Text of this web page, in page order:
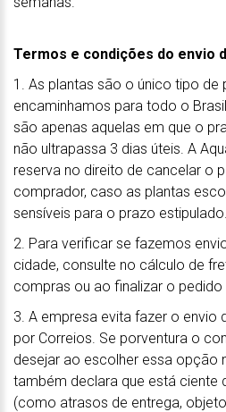
Termos e condições do envio
1. As plantas são o único tipo de
encaminhamos para todo o
são apenas aquelas em que o
não ultrapassa 3 dias úteis. A
reserva no direito de cancelar o
comprador, caso as plantas
sensíveis para o prazo estipulado.
2. Para verificar se fazemos
cidade, consulte no cálculo de
compras ou ao finalizar o pedido
3. A empresa evita fazer o envio
por Correios. Se porventura o
desejar ao escolher essa opção
também declara que está ciente
(como atrasos de entrega,